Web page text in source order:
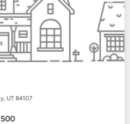
UT 84107